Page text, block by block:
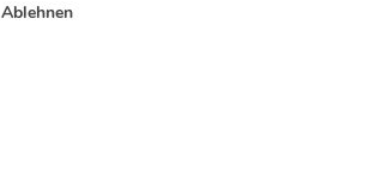
Ablehnen